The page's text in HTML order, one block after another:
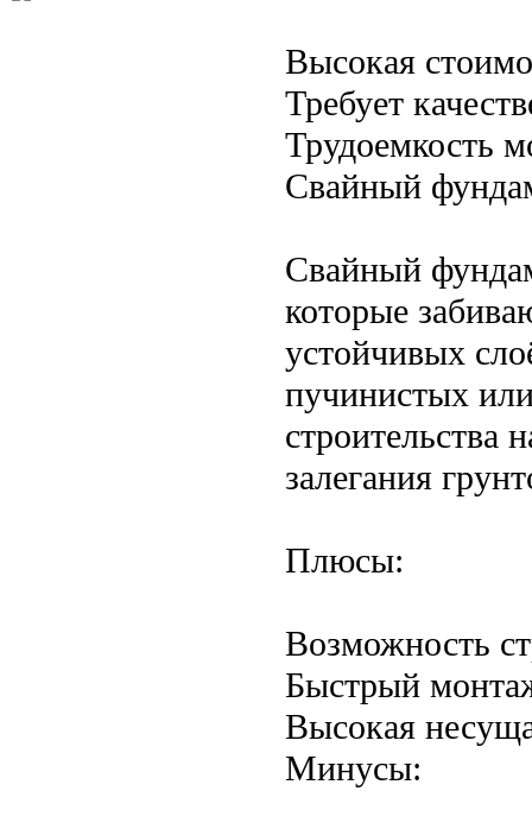
Высокая
Требует
Трудоемкость
Свайный
Свайный
которые
устойчивых
пучинистых
строительства
залегания
Плюсы:
Возможность
Быстрый
Высокая
Минусы: